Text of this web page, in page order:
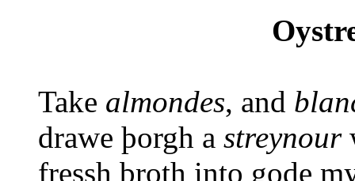
Take almondes, and
drawe þorgh a streynour
fressh broth into gode